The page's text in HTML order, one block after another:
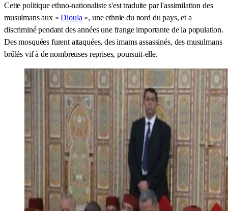
Cette politique ethno-nationaliste s'est traduite par l'assimilation des
musulmans aux «Dioula », une ethnie du nord du pays, et a
discriminé pendant des années une frange importante de la population.
Des mosquées furent attaquées, des imams assassinés, des musulmans
brûlés vif à de nombreuses reprises, poursuit-elle.